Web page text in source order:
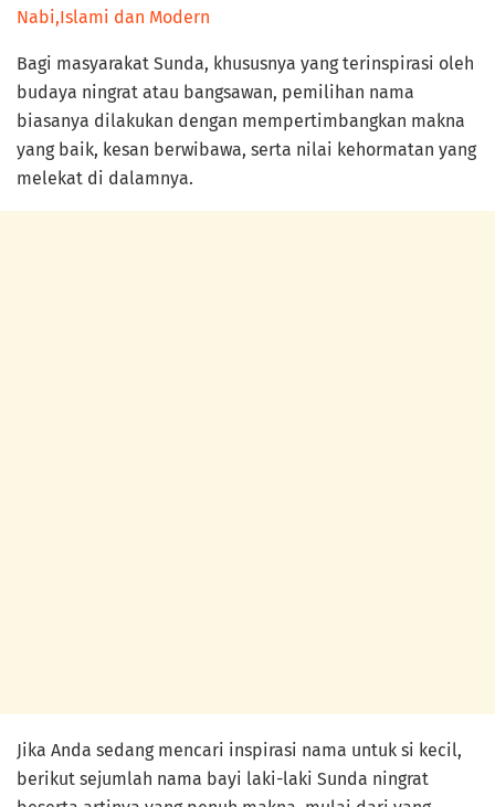
Nabi,Islami dan Modern
Bagi masyarakat Sunda, khususnya yang terinspirasi oleh
budaya ningrat atau bangsawan, pemilihan nama
biasanya dilakukan dengan mempertimbangkan makna
yang baik, kesan berwibawa, serta nilai kehormatan yang
melekat di dalamnya.
Jika Anda sedang mencari inspirasi nama untuk si kecil,
berikut sejumlah nama bayi laki-laki Sunda ningrat